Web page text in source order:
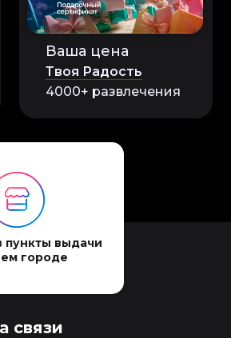
Ваша цена
Твоя Радость
4000+ развлечения
пункты выдачи
городе
связи